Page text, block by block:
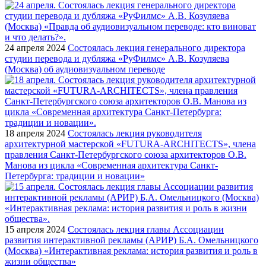
24 апреля 2024 Состоялась лекция генерального директора
студии перевода и дубляжа «РуФилмс» А.В. Козуляева
(Москва) об аудиовизуальном переводе
18 апреля 2024 Состоялась лекция руководителя
архитектурной мастерской «FUTURA-ARCHITECTS», члена
правления Санкт-Петербургского союза архитекторов О.В.
Манова из цикла «Современная архитектура Санкт-
Петербурга: традиции и новации»
15 апреля 2024 Состоялась лекция главы Ассоциации
развития интерактивной рекламы (АРИР) Б.А. Омельницкого
(Москва) «Интерактивная реклама: история развития и роль в
жизни общества»